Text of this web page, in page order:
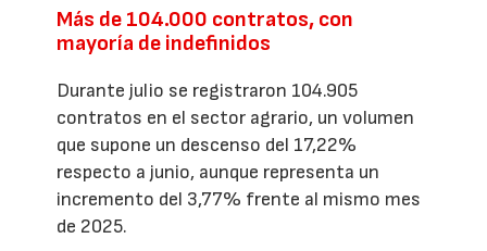
Más de 104.000 contratos, con
mayoría de indefinidos
Durante julio se registraron 104.905
contratos en el sector agrario, un volumen
que supone un descenso del 17,22%
respecto a junio, aunque representa un
incremento del 3,77% frente al mismo mes
de 2025.